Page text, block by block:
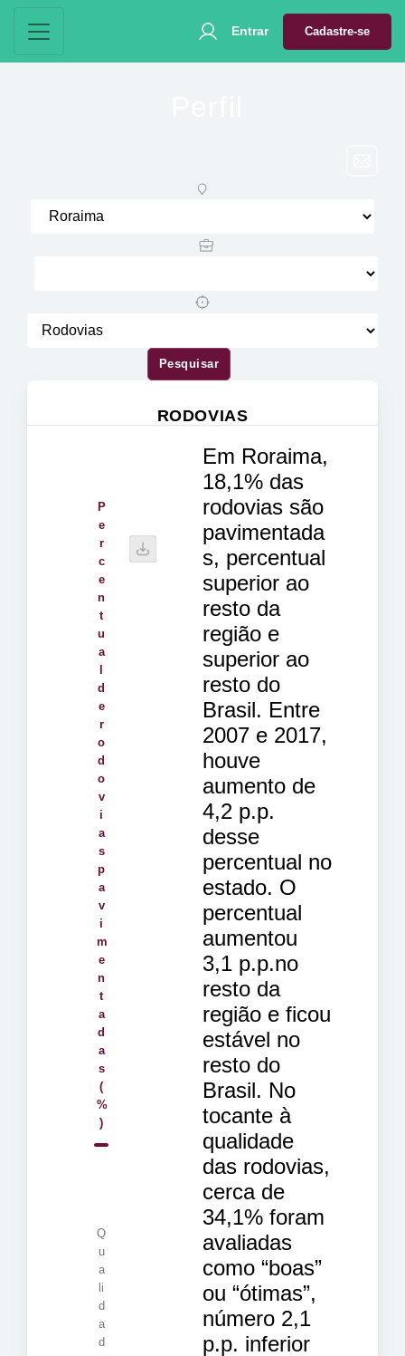
Entrar Cadastre-se
Pesquisar
RODOVIAS
P
e
r
c
e
n
t
u
a
d
e
r
o
d
o
v
i
a
s
p
a
v
i
m
e
n
t
a
d
a
s
(
%
)
Q
u
a
li
d
a
d
Em Roraima,
18,1% das
rodovias são
pavimentada
s, percentual
superior ao
resto da
região e
superior ao
resto do
Brasil. Entre
2007 e 2017,
houve
aumento de
4,2 p.p.
desse
percentual no
estado. O
percentual
aumentou
3,1 p.p.no
resto da
região e ficou
estável no
resto do
Brasil. No
tocante à
qualidade
das rodovias,
cerca de
34,1% foram
avaliadas
como “boas”
ou “ótimas”,
número 2,1
p.p. inferior